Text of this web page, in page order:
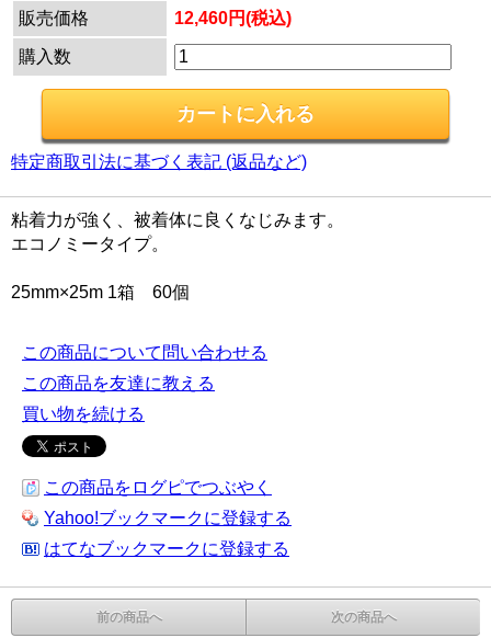
販売価格
12,460円(税込)
購入数
特定商取引法に基づく表記 (返品など)
粘着力が強く、被着体に良くなじみます。
エコノミータイプ。
25mm×25m 1箱 60個
この商品について問い合わせる
この商品を友達に教える
買い物を続ける
この商品をログピでつぶやく
Yahoo!ブックマークに登録する
はてなブックマークに登録する
前の商品へ 次の商品へ